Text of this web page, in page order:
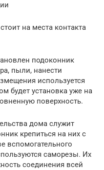
на места контакта
подоконник
пыли, нанести
используется
будет установка уже на
поверхность.
дома служит
крепиться на них с
вспомогательного
саморезы. Их
соединения всей